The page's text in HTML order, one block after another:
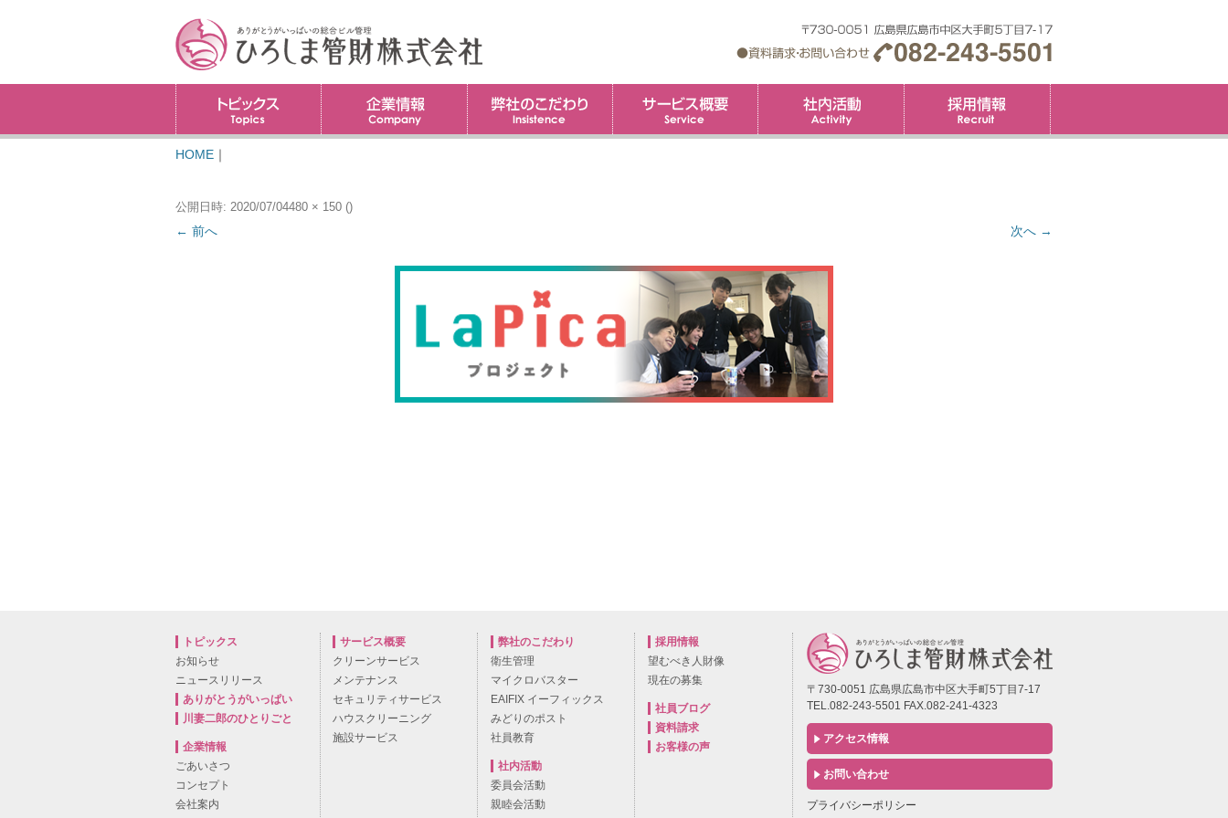
ツ
企業情報 社内活動 採用情報
HOME ｜
公開日時: 2020/07/04480 × 150 ()
← 前へ 次へ →
トピックス
お知らせ
ニュースリリース
ありがとうがいっぱい
川妻二郎のひとりごと
企業情報
ごあいさつ
コンセプト
会社案内
サービス概要
クリーンサービス
メンテナンス
セキュリティサービス
ハウスクリーニング
施設サービス
弊社のこだわり
衛生管理
マイクロバスター
EAIFIX イーフィックス
みどりのポスト
社員教育
社内活動
委員会活動
親睦会活動
採用情報
望むべき人財像
現在の募集
社員ブログ
資料請求
お客様の声
〒730-0051 広島県広島市中区大手町5丁目7-17
TEL.082-243-5501 FAX.082-241-4323
アクセス情報
お問い合わせ
プライバシーポリシー